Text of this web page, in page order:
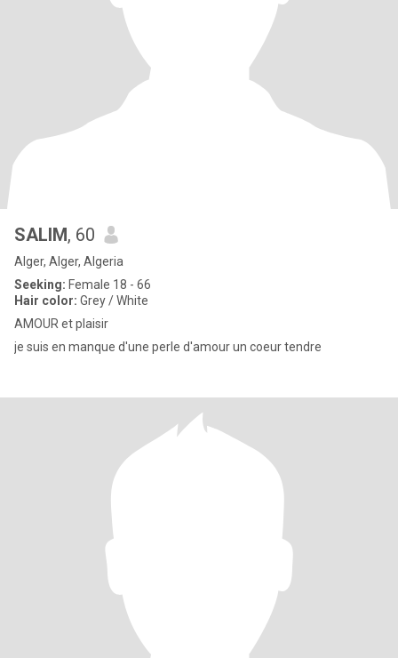
SALIM, 60
Alger, Alger, Algeria
Seeking: Female 18 - 66
Hair color: Grey / White
AMOUR et plaisir
je suis en manque d'une perle d'amour un coeur tendre